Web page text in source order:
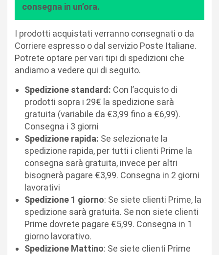
consegna in un’ora.
I prodotti acquistati verranno consegnati o da
Corriere espresso o dal servizio Poste Italiane.
Potrete optare per vari tipi di spedizioni che
andiamo a vedere qui di seguito.
Spedizione standard: Con l’acquisto di
prodotti sopra i 29€ la spedizione sarà
gratuita (variabile da €3,99 fino a €6,99).
Consegna i 3 giorni
Spedizione rapida: Se selezionate la
spedizione rapida, per tutti i clienti Prime la
consegna sarà gratuita, invece per altri
bisognerà pagare €3,99. Consegna in 2 giorni
lavorativi
Spedizione 1 giorno: Se siete clienti Prime, la
spedizione sarà gratuita. Se non siete clienti
Prime dovrete pagare €5,99. Consegna in 1
giorno lavorativo.
Spedizione Mattino: Se siete clienti Prime